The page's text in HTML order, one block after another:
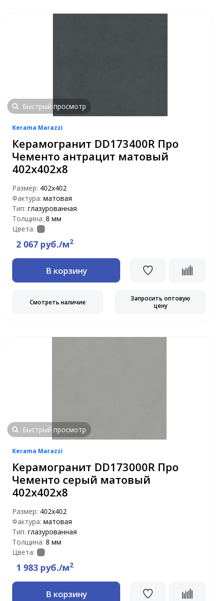
Быстрый просмотр
Kerama Marazzi
Керамогранит DD173400R Про
Чементо антрацит матовый
402х402х8
Размер: 402х402
Фактура: матовая
Тип: глазурованная
Толщина: 8 мм
Цвета:
2 067 руб./м2
В корзину
Смотреть наличие
Запросить оптовую
цену
Быстрый просмотр
Kerama Marazzi
Керамогранит DD173000R Про
Чементо серый матовый
402х402х8
Размер: 402х402
Фактура: матовая
Тип: глазурованная
Толщина: 8 мм
Цвета:
1 983 руб./м2
В корзину